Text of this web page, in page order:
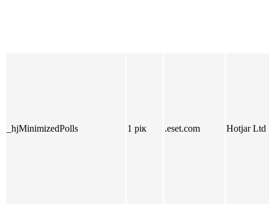
_hjMinimizedPolls 1 рік .eset.com Hotjar Ltd